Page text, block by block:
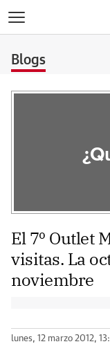
Blogs
El 7º Outlet
visitas. La
noviembre
lunes, 12 marzo 2012,